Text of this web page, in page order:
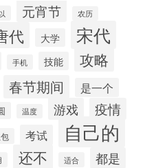
元宵节 农历
代 大学 宋代
手机 技能 攻略
春节期间 是一个
温度 游戏 疫情
考试 自己的
还不 适合 都是